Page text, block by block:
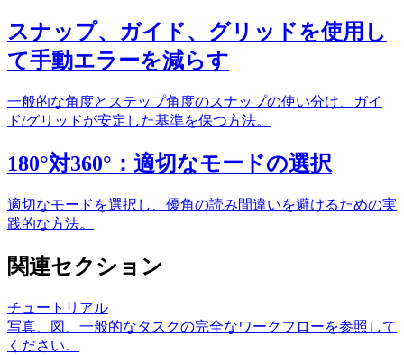
スナップ、ガイド、グリッドを使用し
て手動エラーを減らす
一般的な角度とステップ角度のスナップの使い分け、ガイ
ド/グリッドが安定した基準を保つ方法。
180°対360°：適切なモードの選択
適切なモードを選択し、優角の読み間違いを避けるための実
践的な方法。
関連セクション
チュートリアル
写真、図、一般的なタスクの完全なワークフローを参照して
ください。